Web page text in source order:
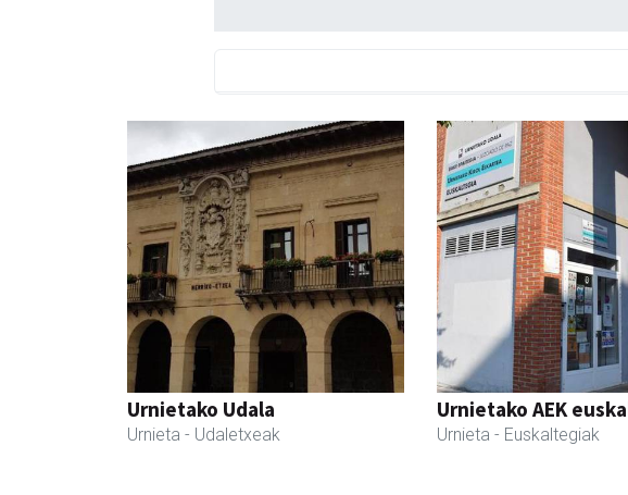
Urnietako Udala
Urnieta - Udaletxeak
Urnietako AEK
Urnieta - Euskaltegiak